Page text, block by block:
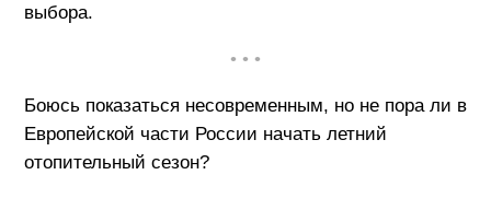
выбора.
• • •
Боюсь показаться несовременным, но не пора ли в
Европейской части России начать летний
отопительный сезон?